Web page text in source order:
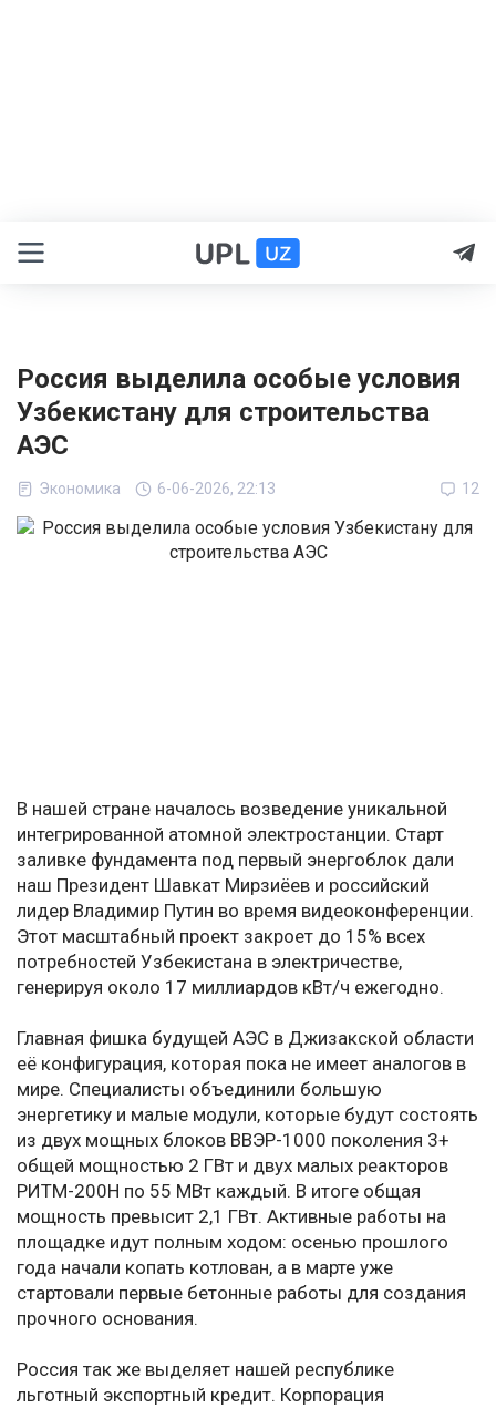
Россия выделила особые условия
Узбекистану для строительства
АЭС
Экономика 6-06-2026, 22:13 12
В нашей стране началось возведение уникальной
интегрированной атомной электростанции. Старт
заливке фундамента под первый энергоблок дали
наш Президент Шавкат Мирзиёев и российский
лидер Владимир Путин во время видеоконференции.
Этот масштабный проект закроет до 15% всех
потребностей Узбекистана в электричестве,
генерируя около 17 миллиардов кВт/ч ежегодно.
Главная фишка будущей АЭС в Джизакской области
её конфигурация, которая пока не имеет аналогов в
мире. Специалисты объединили большую
энергетику и малые модули, которые будут состоять
из двух мощных блоков ВВЭР-1000 поколения 3+
общей мощностью 2 ГВт и двух малых реакторов
РИТМ-200Н по 55 МВт каждый. В итоге общая
мощность превысит 2,1 ГВт. Активные работы на
площадке идут полным ходом: осенью прошлого
года начали копать котлован, а в марте уже
стартовали первые бетонные работы для создания
прочного основания.
Россия так же выделяет нашей республике
льготный экспортный кредит. Корпорация